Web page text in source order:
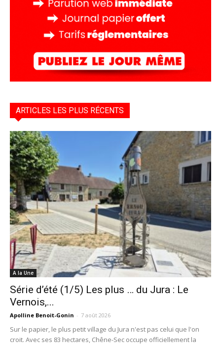
ARTICLES LES PLUS RÉCENTS
A la Une
Série d’été (1/5) Les plus … du Jura : Le
Vernois,...
Apolline Benoit-Gonin - 7 août 2026
Sur le papier, le plus petit village du Jura n'est pas celui que l'on
croit. Avec ses 83 hectares, Chêne-Sec occupe officiellement la